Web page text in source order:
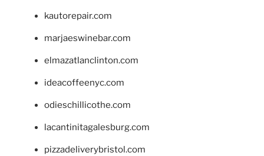
kautorepair.com
marjaeswinebar.com
elmazatlanclinton.com
ideacoffeenyc.com
odieschillicothe.com
lacantinitagalesburg.com
pizzadeliverybristol.com